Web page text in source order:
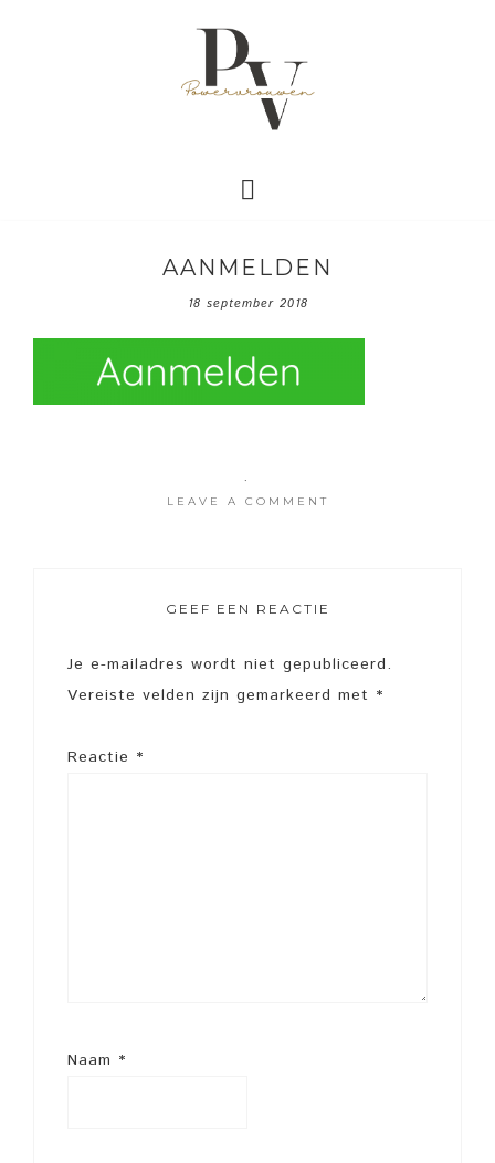
AANMELDEN
18 september 2018
·
LEAVE A COMMENT
GEEF EEN REACTIE
Je e-mailadres wordt niet gepubliceerd.
Vereiste velden zijn gemarkeerd met *
Reactie *
Naam *